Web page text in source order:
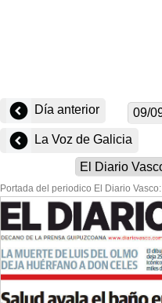
Día anterior
La Voz de Galicia
Portada del periodico El Diario Vasco: